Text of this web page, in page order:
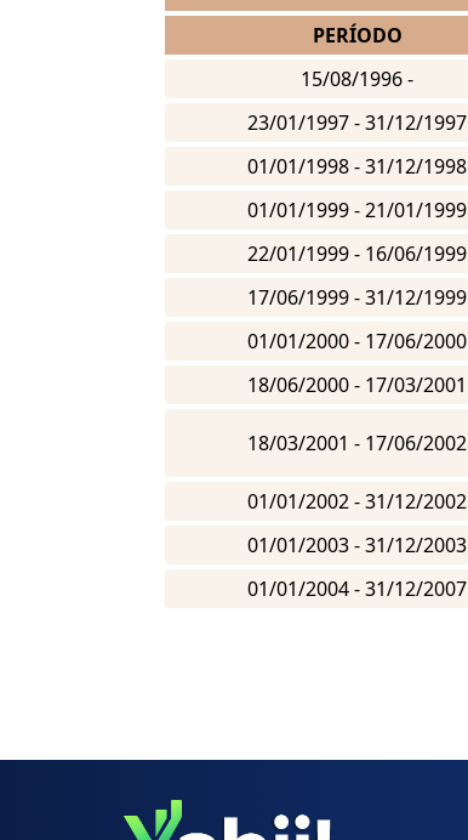
PERÍODO
15/08/1996 -
23/01/1997 - 31/12/1997
01/01/1998 - 31/12/1998
01/01/1999 - 21/01/1999
22/01/1999 - 16/06/1999
17/06/1999 - 31/12/1999
01/01/2000 - 17/06/2000
18/06/2000 - 17/03/2001
18/03/2001 - 17/06/2002
01/01/2002 - 31/12/2002
01/01/2003 - 31/12/2003
01/01/2004 - 31/12/2007